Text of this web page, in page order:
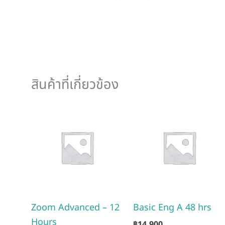
สินค้าที่เกี่ยวข้อง
Zoom Advanced – 12
Basic Eng A 48 hrs